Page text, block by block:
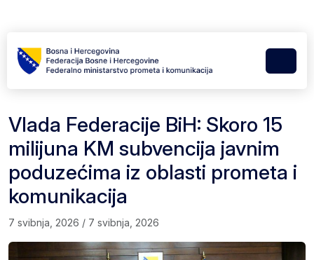
Menu
Vlada Federacije BiH: Skoro 15
milijuna KM subvencija javnim
poduzećima iz oblasti prometa i
komunikacija
7 svibnja, 2026 / 7 svibnja, 2026